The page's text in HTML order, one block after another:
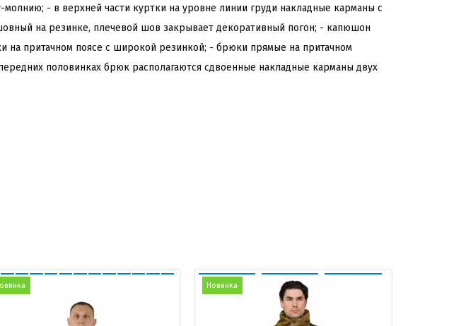
- в верхней части куртки на уровне линии груди накладные карманы с
на резинке, плечевой шов закрывает декоративный погон; - капюшон
на притачном поясе с широкой резинкой; - брюки прямые на притачном
половинках брюк располагаются сдвоенные накладные карманы двух
Новинка